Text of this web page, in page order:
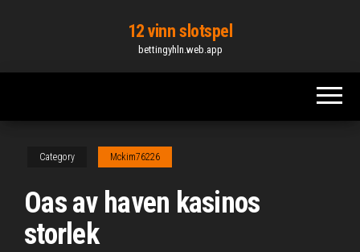
content
12 vinn slotspel
bettingyhln.web.app
Category Mckim76226
Oas av haven kasinos
storlek